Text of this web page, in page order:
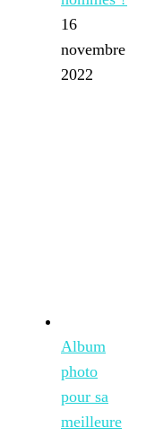
16
novembre
2022
Album
photo
pour sa
meilleure